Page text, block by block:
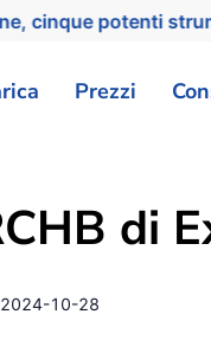
cinque potenti
Prezzi
di
2024-10-28